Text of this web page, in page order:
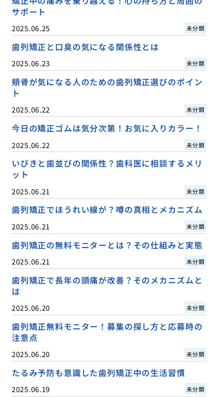
サポート
2025.06.25 未分類
歯列矯正と口臭の気になる関係性とは
2025.06.23 未分類
頬骨が気になる人のための歯列矯正選びのポイン
ト
2025.06.22 未分類
今日の矯正ゴムは気分次第！お気に入りカラー！
2025.06.22 未分類
いびきと歯並びの関係性？歯科医に相談するメリ
ット
2025.06.21 未分類
歯列矯正でほうれい線が？噂の真相とメカニズム
2025.06.21 未分類
歯列矯正の無料モニターとは？その仕組みと実態
2025.06.21 未分類
歯列矯正で長年の頭痛が改善？そのメカニズムと
は
2025.06.20 未分類
歯列矯正無料モニター！募集の探し方と応募時の
注意点
2025.06.20 未分類
たるみ予防も意識した歯列矯正中の生活習慣
2025.06.19 未分類